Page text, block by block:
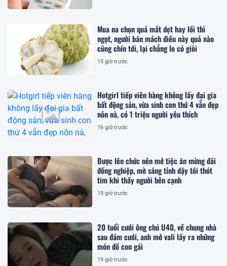
Mua na chọn quả mắt dẹt hay lồi thì
ngọt, người bán mách điều này quả nào
cũng chín tới, lại chẳng lo có giòi
15 giờ trước
Hotgirl tiếp viên hàng không lấy đại gia
bất động sản, vừa sinh con thứ 4 vẫn đẹp
nõn nà, có 1 triệu người yêu thích
16 giờ trước
Được lên chức nên mở tiệc ăn mừng đãi
đồng nghiệp, mờ sáng tỉnh dậy tôi thót
tim khi thấy người bên cạnh
19 giờ trước
20 tuổi cưới ông chú U40, về chung nhà
sau đám cưới, anh mở vali lấy ra những
món đồ con gái
19 giờ trước